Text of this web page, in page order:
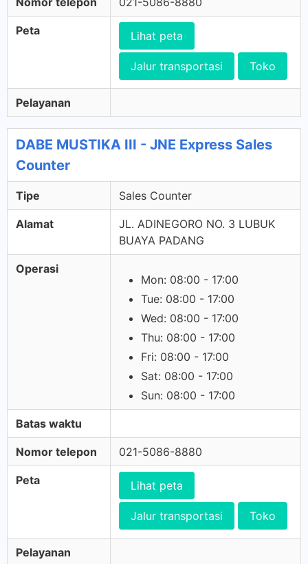
Peta Lihat peta
Jalur transportasi Toko
Pelayanan
DABE MUSTIKA III - JNE Express Sales
Counter
Tipe Sales Counter
Alamat
JL. ADINEGORO NO. 3 LUBUK
BUAYA PADANG
Operasi
Mon: 08:00 - 17:00
Tue: 08:00 - 17:00
Wed: 08:00 - 17:00
Thu: 08:00 - 17:00
Fri: 08:00 - 17:00
Sat: 08:00 - 17:00
Sun: 08:00 - 17:00
Batas waktu
Nomor telepon 021-5086-8880
Peta Lihat peta
Jalur transportasi Toko
Pelayanan